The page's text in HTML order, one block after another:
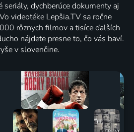
seriály, dychberúce dokumenty aj
videotéke Lepšia.TV sa ročne
rôznych filmov a tisíce ďalších
nájdete presne to, čo vás baví.
v slovenčine.